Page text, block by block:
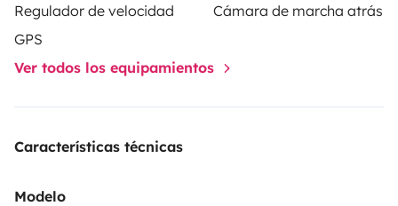
Sommerferien ist eine Miete kürzer als 14 Tage nur Last
Minute möglich.
Regulador de velocidad
Cámara de marcha atrás
GPS
Ver todos los equipamientos
Características técnicas
Modelo